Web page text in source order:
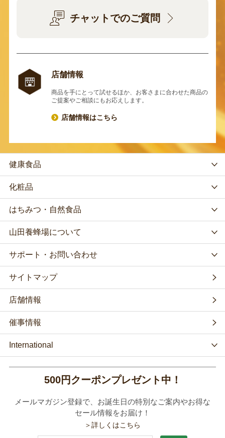
チャットでのご質問
店舗情報
商品を手にとって試せるほか、お客さまに合わせた商品の
ご提案やご相談にもお応えします。
店舗情報はこちら
健康食品
化粧品
はちみつ・自然食品
山田養蜂場について
サポート・お問い合わせ
サイトマップ
店舗情報
催事情報
International
500円クーポンプレゼント中！
メールマガジン登録で、お誕生日の特別なご案内やお得な
セール情報をお届け！
＞詳しくはこちら